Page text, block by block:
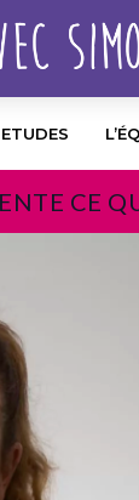
ETUDES
CE